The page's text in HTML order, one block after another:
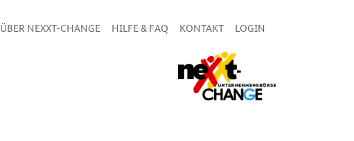
ÜBER NEXXT-CHANGE HILFE & FAQ KONTAKT LOGIN